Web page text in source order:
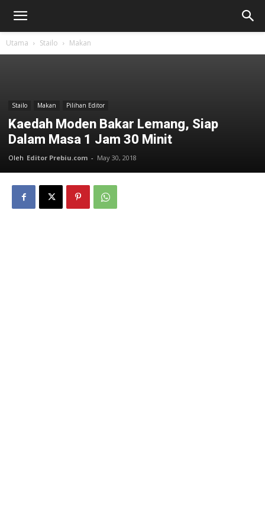
Utama Stailo Makan
Stailo Makan Pilihan Editor
Kaedah Moden Bakar Lemang, Siap
Dalam Masa 1 Jam 30 Minit
Oleh Editor Prebiu.com - May 30, 2018